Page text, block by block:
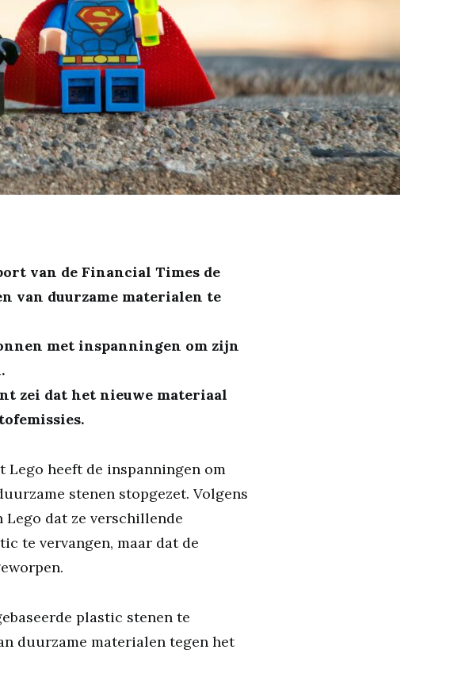
van de Financial Times de
van duurzame materialen te
met inspanningen om zijn
zei dat het nieuwe materiaal
Lego heeft de inspanningen om
stenen stopgezet. Volgens
Lego dat ze verschillende
te vervangen, maar dat de
plastic stenen te
duurzame materialen tegen het